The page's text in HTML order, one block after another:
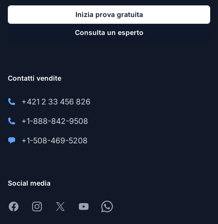
Inizia prova gratuita
Consulta un esperto
Contatti vendite
+421 2 33 456 826
+1-888-842-9508
+1-508-469-5208
Social media
FacebookInstagram
X YoutubeWhatsapp